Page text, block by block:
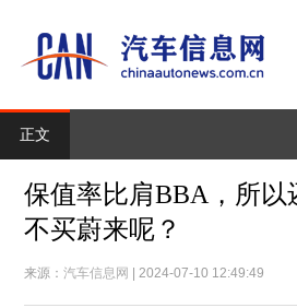
正文
保值率比肩BBA，所以
不买蔚来呢？
来源：汽车信息网 | 2024-07-10 12:49:49